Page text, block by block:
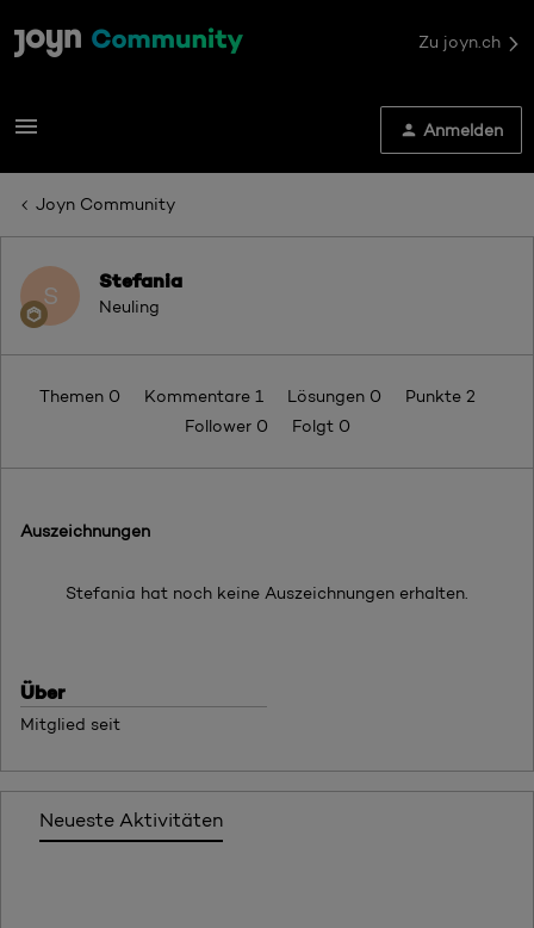
Zu joyn.ch
Anmelden
Joyn Community
S
Stefania
Neuling
Themen 0 Kommentare 1 Lösungen 0
Punkte 2
Follower 0 Folgt 0
Auszeichnungen
Stefania hat noch keine Auszeichnungen erhalten.
Über
Mitglied seit
Neueste Aktivitäten